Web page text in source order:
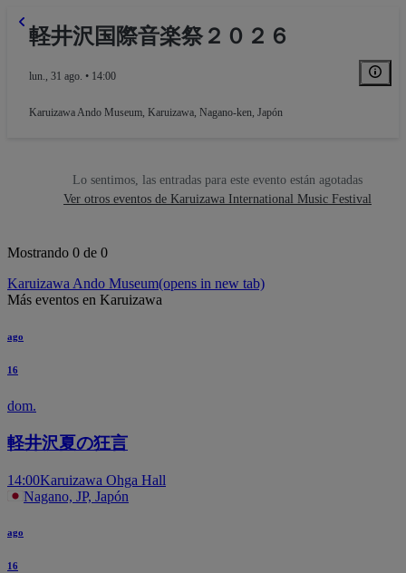
軽井沢国際音楽祭２０２６
lun., 31 ago. • 14:00
Karuizawa Ando Museum, Karuizawa, Nagano-ken, Japón
Lo sentimos, las entradas para este evento están agotadas
Ver otros eventos de Karuizawa International Music Festival
Mostrando 0 de 0
Karuizawa Ando Museum(opens in new tab)
Más eventos en Karuizawa
ago
16
dom.
軽井沢夏の狂言
14:00Karuizawa Ohga Hall
Nagano, JP, Japón
ago
16